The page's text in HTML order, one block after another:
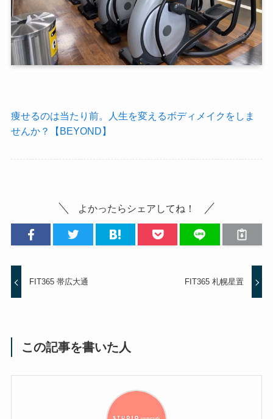
痩せるのは当たり前。人生を変えるボディメイクをしま
せんか？【BEYOND】
よかったらシェアしてね！
FIT365 帯広大通 FIT365 札幌星置
この記事を書いた人